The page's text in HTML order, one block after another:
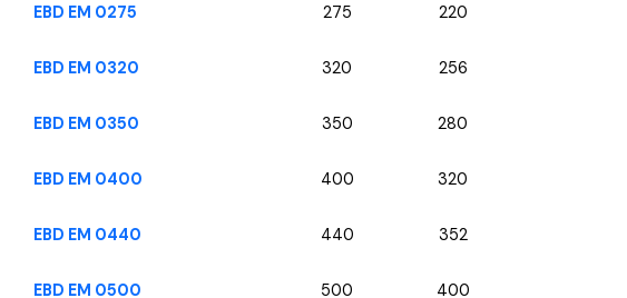
EBD EM 0275 275 220
EBD EM 0320 320 256
EBD EM 0350 350 280
EBD EM 0400 400 320
EBD EM 0440 440 352
EBD EM 0500 500 400